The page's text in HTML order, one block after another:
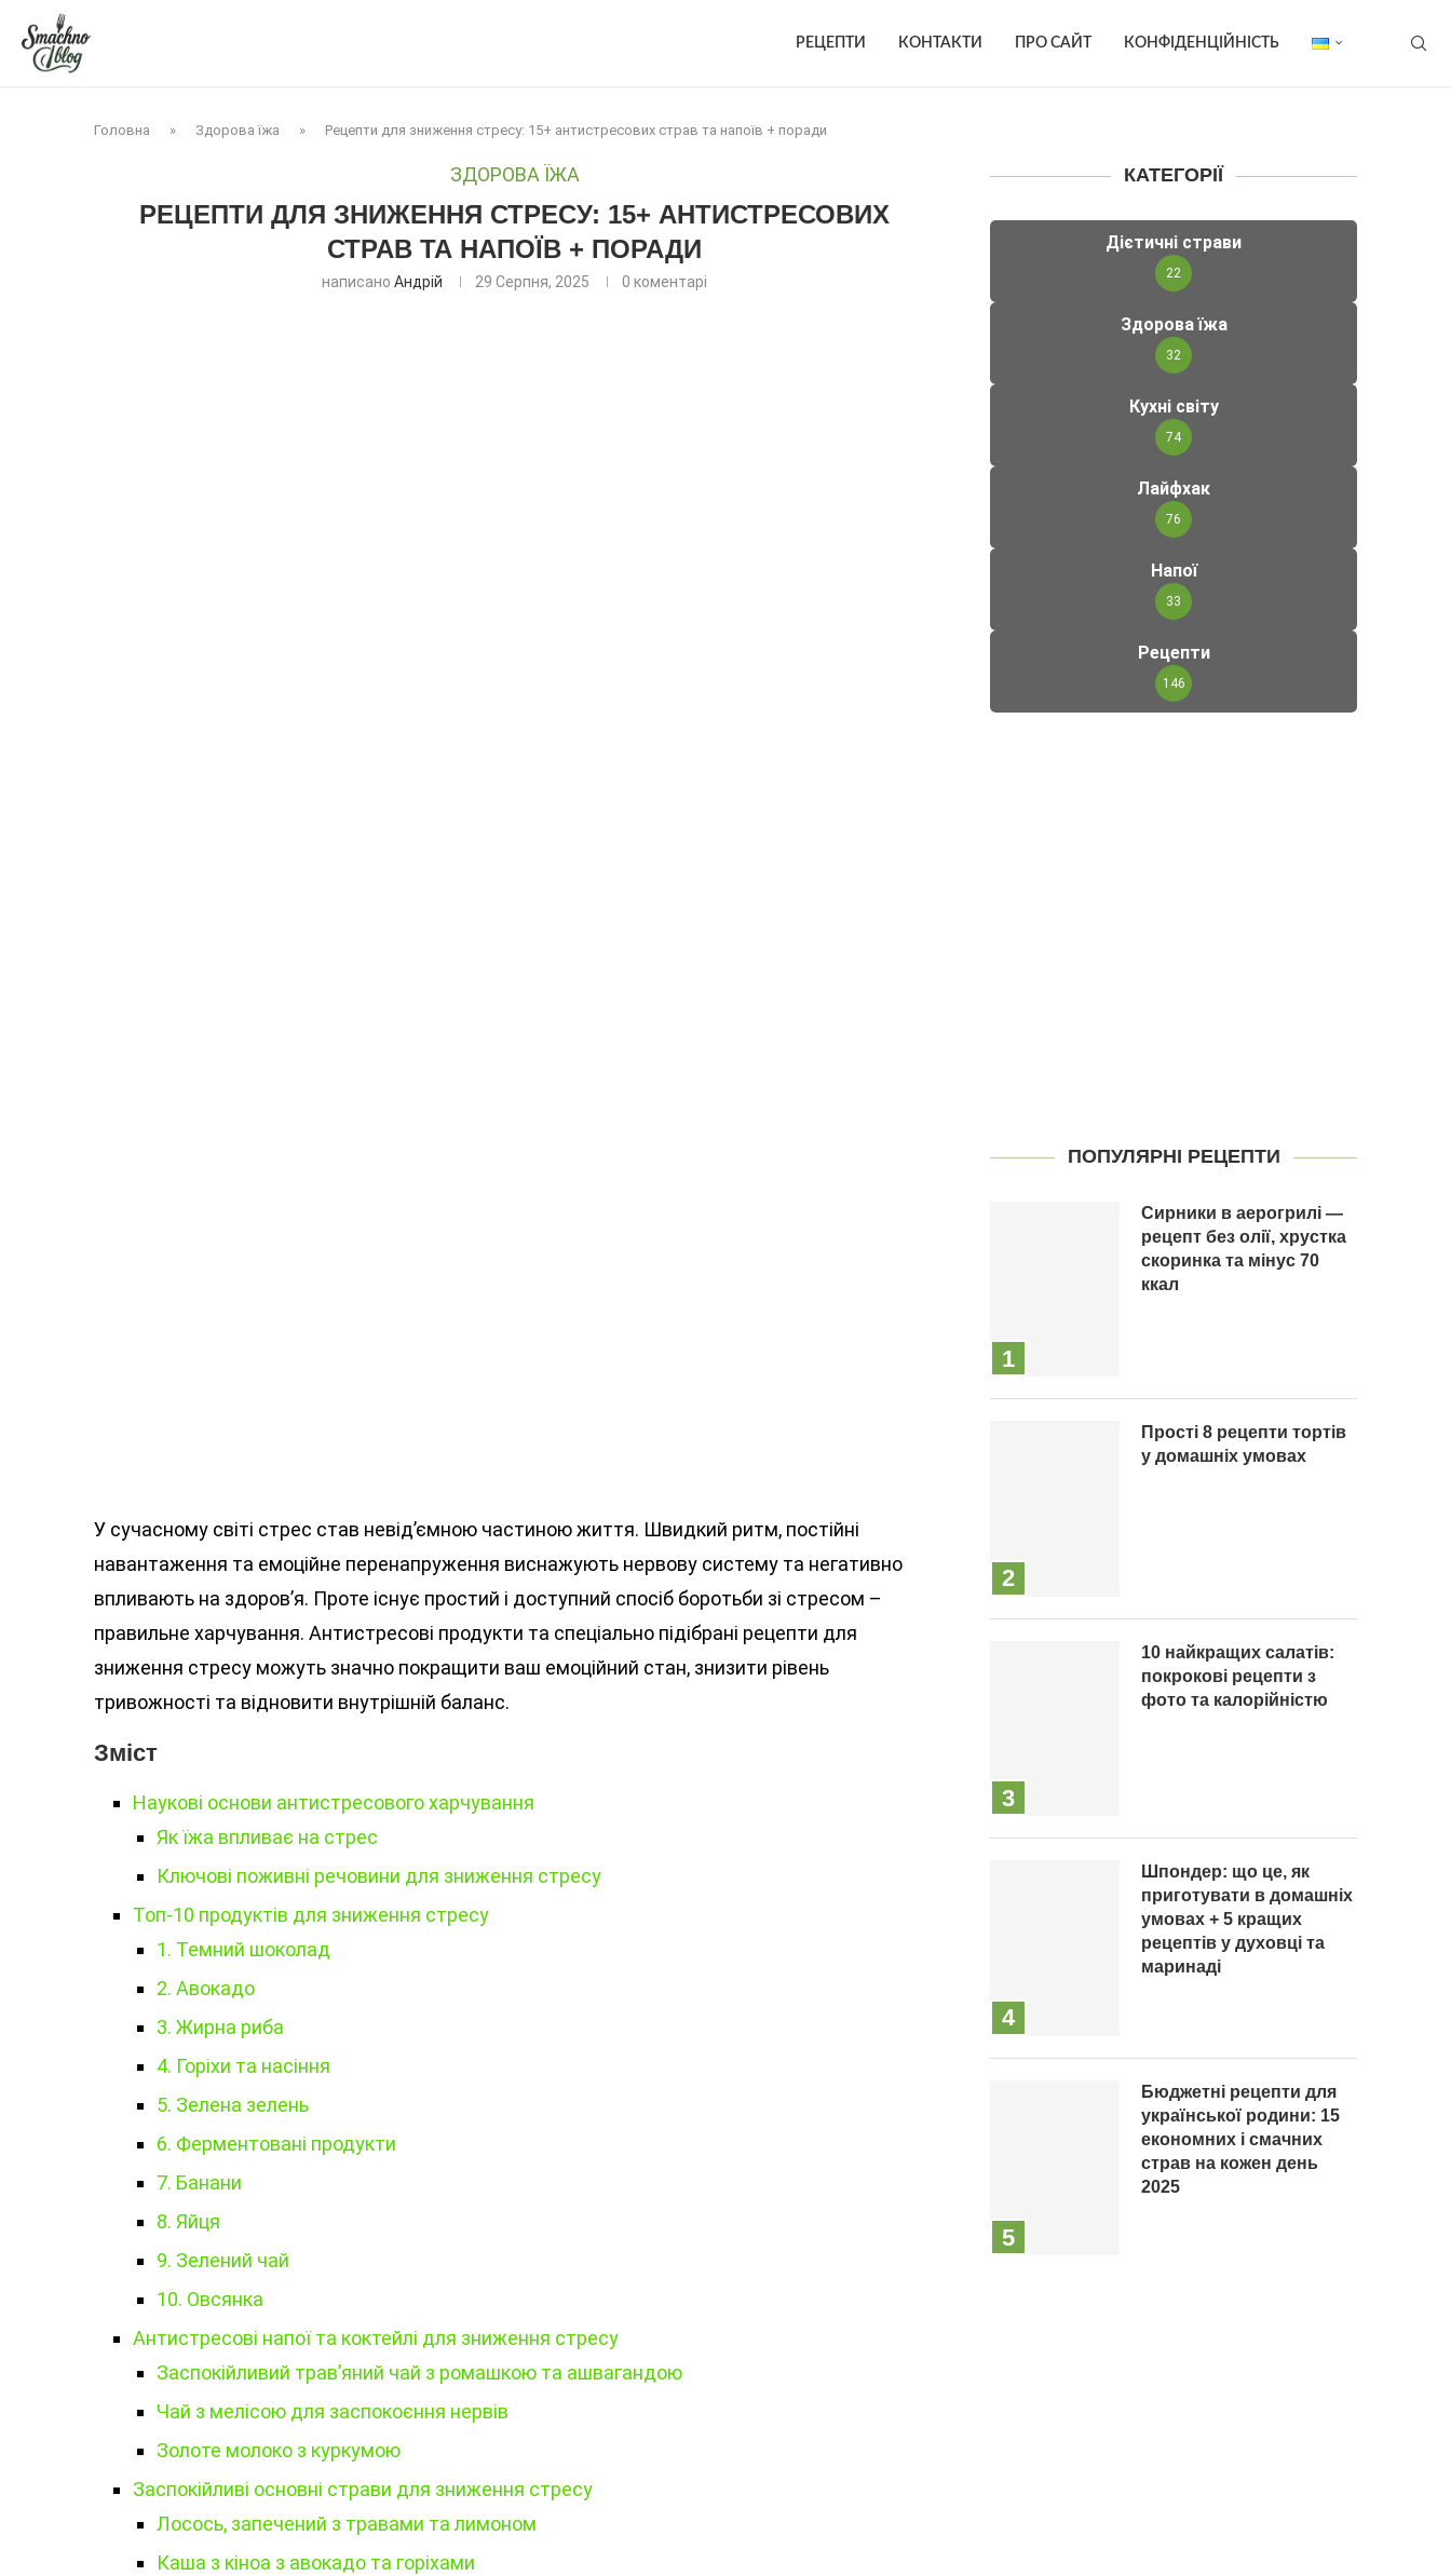
РЕЦЕПТИ КОНТАКТИ ПРО САЙТ КОНФІДЕНЦІЙНІСТЬ
Головна » Здорова їжа » Рецепти для зниження стресу: 15+ антистресових страв та напоїв + поради
ЗДОРОВА ЇЖА
РЕЦЕПТИ ДЛЯ ЗНИЖЕННЯ СТРЕСУ: 15+ АНТИСТРЕСОВИХ
СТРАВ ТА НАПОЇВ + ПОРАДИ
написаноАндрій 29 Серпня, 2025 0 коментарі
У сучасному світі стрес став невід’ємною частиною життя. Швидкий ритм, постійні
навантаження та емоційне перенапруження виснажують нервову систему та негативно
впливають на здоров’я. Проте існує простий і доступний спосіб боротьби зі стресом –
правильне харчування. Антистресові продукти та спеціально підібрані рецепти для
зниження стресу можуть значно покращити ваш емоційний стан, знизити рівень
тривожності та відновити внутрішній баланс.
Зміст
Наукові основи антистресового харчування
Як їжа впливає на стрес
Ключові поживні речовини для зниження стресу
Топ-10 продуктів для зниження стресу
1. Темний шоколад
2. Авокадо
3. Жирна риба
4. Горіхи та насіння
5. Зелена зелень
6. Ферментовані продукти
7. Банани
8. Яйця
9. Зелений чай
10. Овсянка
Антистресові напої та коктейлі для зниження стресу
Заспокійливий трав’яний чай з ромашкою та ашвагандою
Чай з мелісою для заспокоєння нервів
Золоте молоко з куркумою
Заспокійливі основні страви для зниження стресу
Лосось, запечений з травами та лимоном
Каша з кіноа з авокадо та горіхами
КАТЕГОРІЇ
Дієтичні страви
22
Здорова їжа
32
Кухні світу
74
Лайфхак
76
Напої
33
Рецепти
146
ПОПУЛЯРНІ РЕЦЕПТИ
Сирники в аерогрилі —
рецепт без олії, хрустка
скоринка та мінус 70
ккал
Прості 8 рецепти тортів
у домашніх умовах
10 найкращих салатів:
покрокові рецепти з
фото та калорійністю
Шпондер: що це, як
приготувати в домашніх
умовах + 5 кращих
рецептів у духовці та
маринаді
Бюджетні рецепти для
української родини: 15
економних і смачних
страв на кожен день
2025